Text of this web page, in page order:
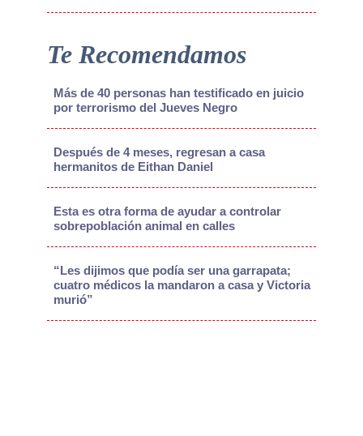
Te Recomendamos
Más de 40 personas han testificado en juicio
por terrorismo del Jueves Negro
Después de 4 meses, regresan a casa
hermanitos de Eithan Daniel
Esta es otra forma de ayudar a controlar
sobrepoblación animal en calles
“Les dijimos que podía ser una garrapata;
cuatro médicos la mandaron a casa y Victoria
murió”